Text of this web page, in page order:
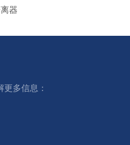
器
多信息：